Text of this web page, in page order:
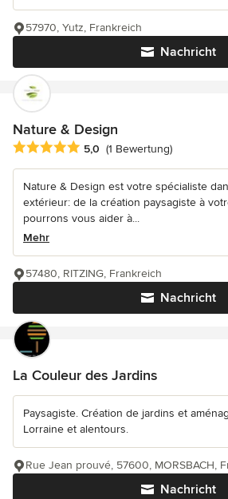
Nachricht
57970, Yutz, Frankreich
Nature & Design
Durchschnittliche Bewertung: 5 von 5
5,0 (1 Bewertung)
Nature & Design est votre spécialiste
extérieur: de la création paysagiste à
pourrons vous aider à...
Mehr
Nachricht
57480, RITZING, Frankreich
La Couleur des Jardins
Paysagiste. Création de jardins et
Lorraine et alentours.
Nachricht
Rue Jean prouvé, 57600, MORSBACH,